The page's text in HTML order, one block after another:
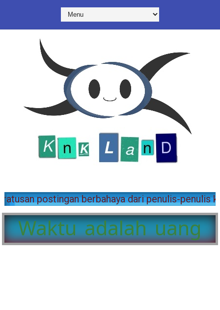
menguasai dunia bersama kami. Disini kalian
Waktu adalah uang